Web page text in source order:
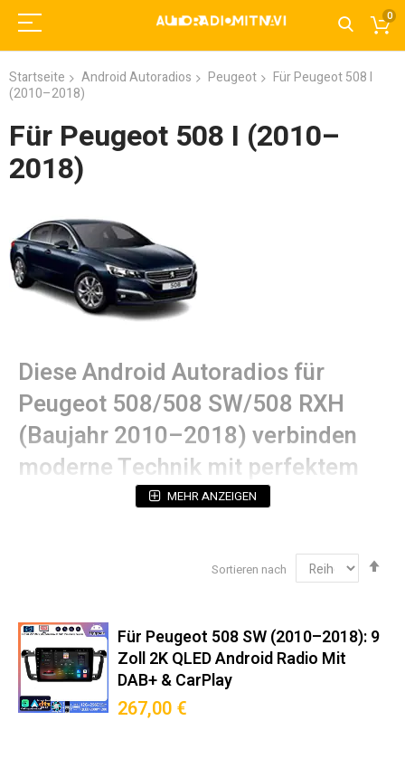
0
Startseite Android Autoradios Peugeot
Für Peugeot 508 I
(2010–2018)
Für Peugeot 508 I (2010–
2018)
Diese Android Autoradios für
Peugeot 508/508 SW/508 RXH
(Baujahr 2010–2018) verbinden
moderne Technik mit perfektem
Android (mit 5 Jahren
Technologie)
Display:2K QLED-Touchscreen mit 178°
Blickwinkelstabilität (Hervorragende Bildqualität &
Augenschonend)
Navigation:Dual-GPS (GPS + Galileo Unterstützung)
MEHR ANZEIGEN
Sortieren nach
Für Peugeot 508 SW (2010–2018): 9
Zoll 2K QLED Android Radio Mit
DAB+ & CarPlay
267,00 €